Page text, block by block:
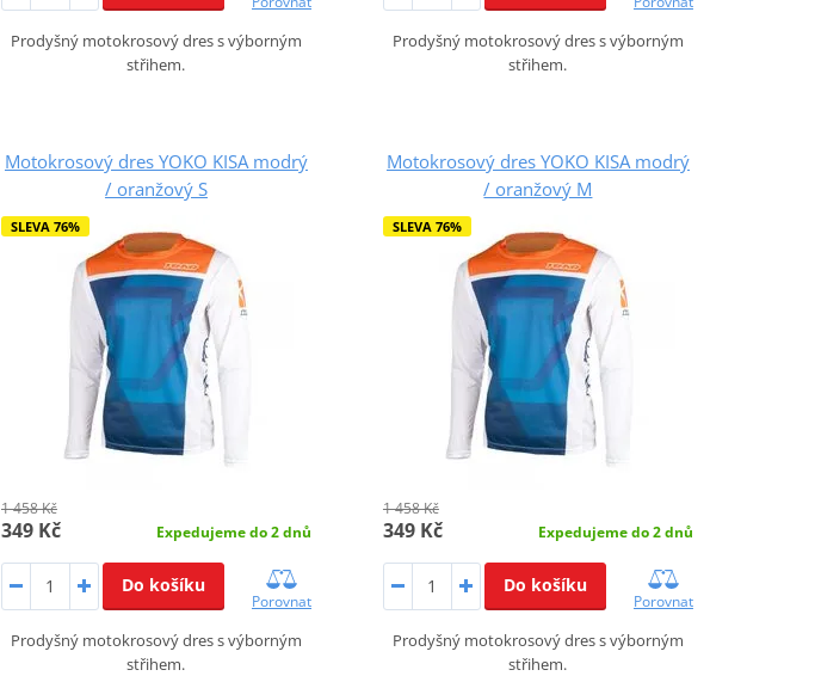
Prodyšný motokrosový dres s výborným
střihem.
Prodyšný motokrosový dres s výborným
střihem.
Motokrosový dres YOKO KISA modrý
/ oranžový S
SLEVA 76%
1 458 Kč
349 Kč Expedujeme do 2 dnů
Do košíku
Porovnat
Prodyšný motokrosový dres s výborným
střihem.
Motokrosový dres YOKO KISA modrý
/ oranžový M
SLEVA 76%
1 458 Kč
349 Kč Expedujeme do 2 dnů
Do košíku
Porovnat
Prodyšný motokrosový dres s výborným
střihem.